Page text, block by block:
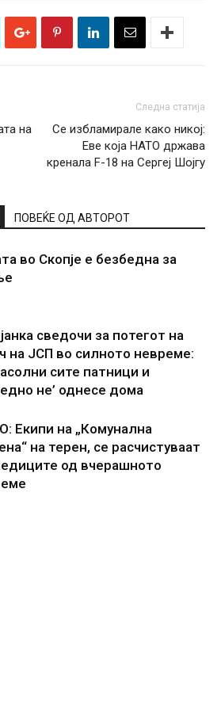
на
Следна статија
Се избламирале како никој:
Еве која НАТО држава
кренала F-18 на Сергеј Шојгу
ПОВЕЌЕ ОД АВТОРОТ
во Скопје е безбедна за
сведочи за потегот на
на ЈСП во силното невреме:
сите патници и
не’ однесе дома
Екипи на „Комунална
на терен, се расчистуваат
од вчерашното